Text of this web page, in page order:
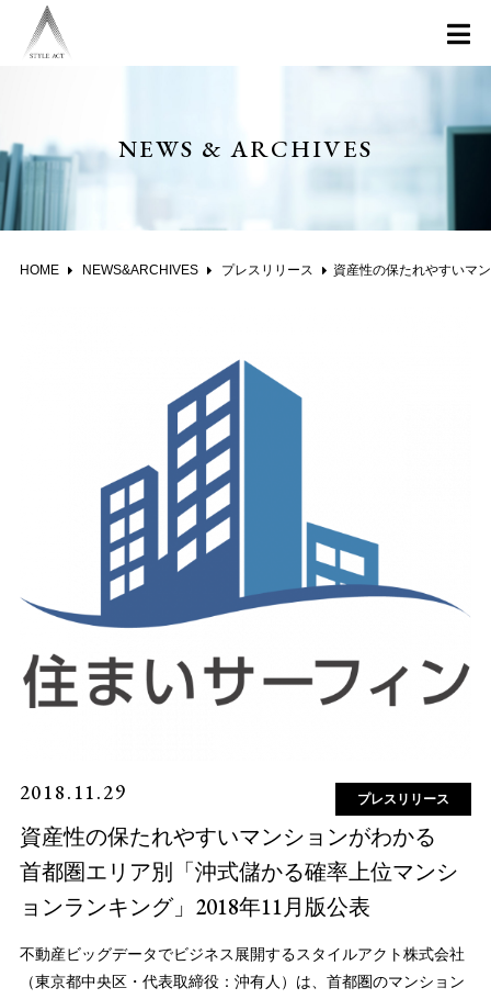
NEWS & ARCHIVES
HOME NEWS&ARCHIVES プレスリリース 資産性の保たれやすいマンションがわかる 首都圏エリア別「沖式儲かる確率上位マンションランキング」2018年11月版公表
2018.11.29 プレスリリース
資産性の保たれやすいマンションがわかる
首都圏エリア別「沖式儲かる確率上位マンシ
ョンランキング」2018年11月版公表
不動産ビッグデータでビジネス展開するスタイルアクト株式会社
（東京都中央区・代表取締役：沖有人）は、首都圏のマンション